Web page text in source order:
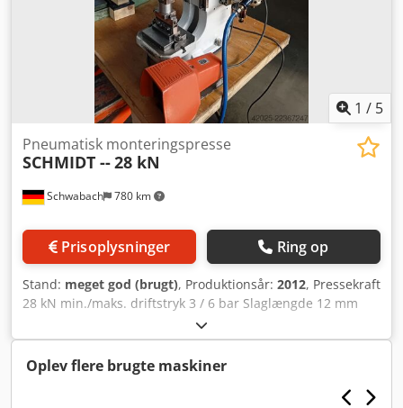
1 / 5
Schwabach 780 km
Pneumatisk monteringspresse
SCHMIDT --28 kN
Prisoplysninger Ring op
Stand: meget god (brugt), Produktionsår: 2012, Pressekraft
28 kN min./maks. driftstryk 3 / 6 bar Slaglængde 12 mm
Elektrisk tilslutning 220 volt Udladning 130 mm Bord 200 x
150 mm Djdpfx Acezmxatoqowa
Oplev flere brugte maskiner